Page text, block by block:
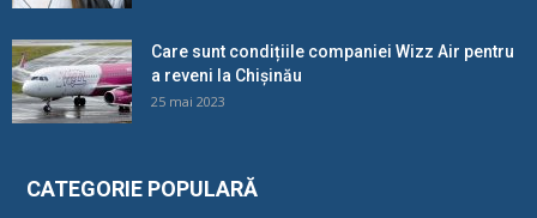
Care sunt condițiile companiei Wizz Air pentru
a reveni la Chișinău
25 mai 2023
CATEGORIE POPULARĂ